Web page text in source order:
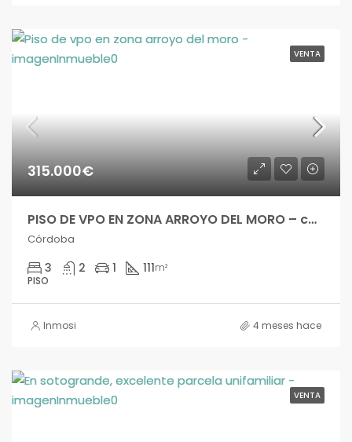
VENTA
315.000€
PISO DE VPO EN ZONA ARROYO DEL MORO – cal04384si
Córdoba
3 2 1 111m²
PISO
Inmosi 4 meses hace
VENTA